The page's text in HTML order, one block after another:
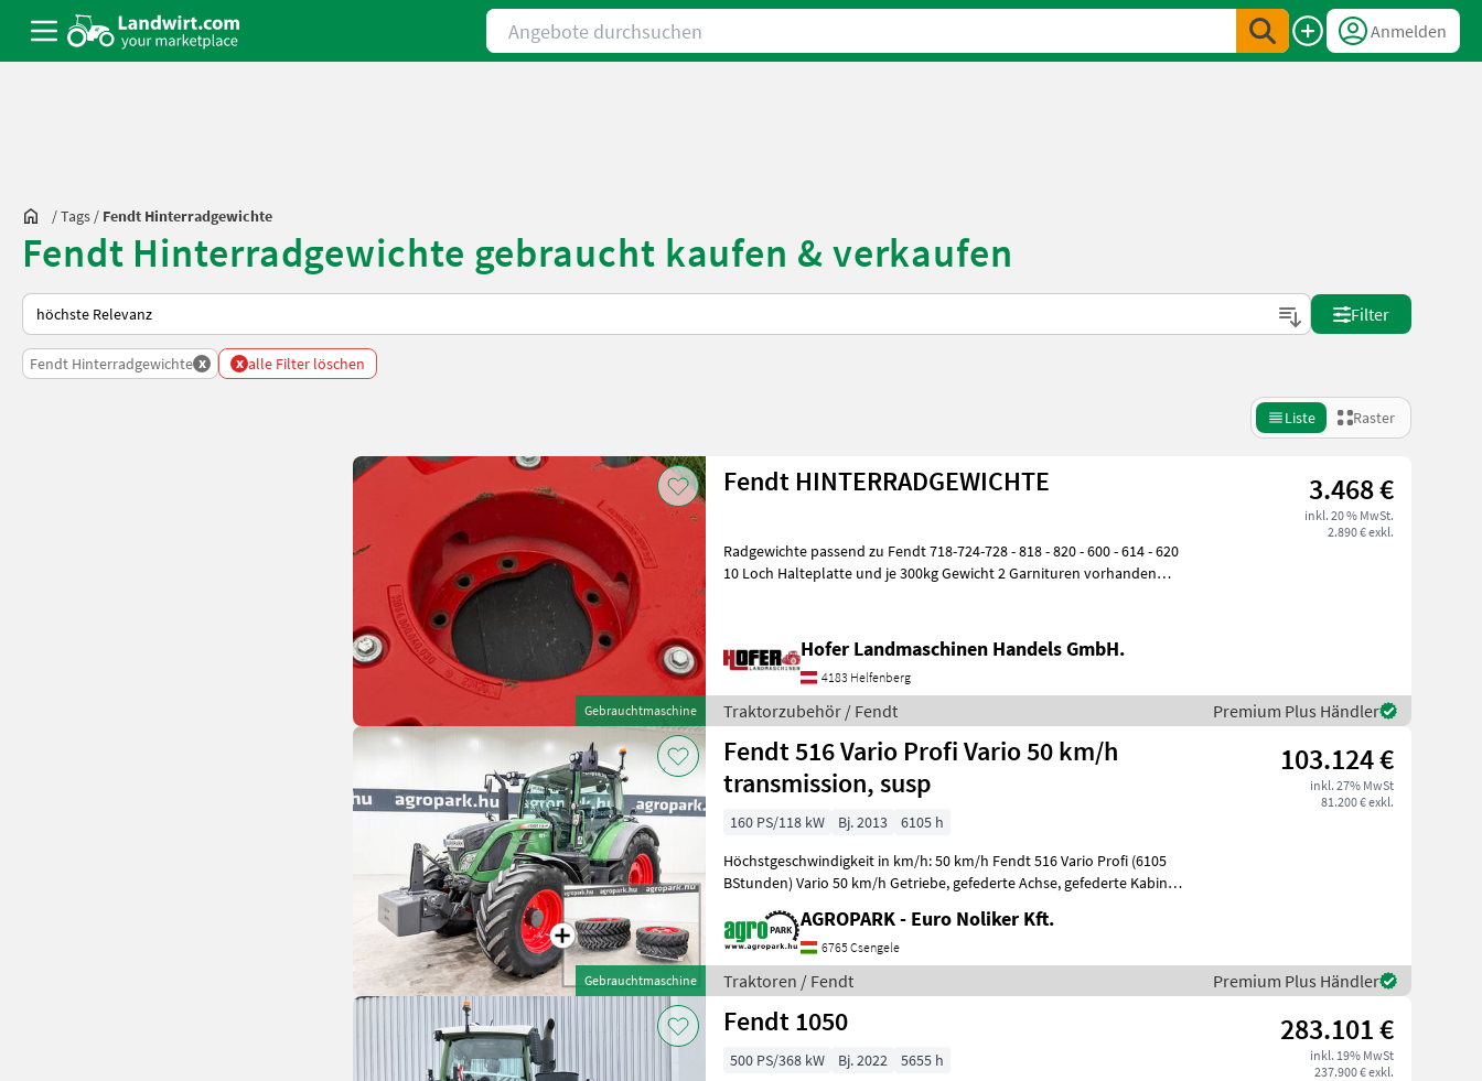
Angebote durchsuchen
Anmelden
/Tags / Fendt Hinterradgewichte
Fendt Hinterradgewichte gebraucht kaufen & verkaufen
So wird auf Landwirt.com sortiert
Filter
Fendt Hinterradgewichte x x alle Filter löschen
Liste Raster
Gebrauchtmaschine
Fendt HINTERRADGEWICHTE 3.468 €
inkl. 20 % MwSt.
2.890 € exkl.
Radgewichte passend zu Fendt 718-724-728 - 818 - 820 - 600 - 614 - 620
10 Loch Halteplatte und je 300kg Gewicht 2 Garnituren vorhanden
Hofer Landmaschinen Handels GmbH.
4183 Helfenberg
Traktorzubehör / Fendt Premium Plus Händler
Gebrauchtmaschine
Fendt 516 Vario Profi Vario 50 km/h
transmission, susp
103.124 €
inkl. 27% MwSt
81.200 € exkl.
160 PS/118 kW Bj. 2013
6105 h
Höchstgeschwindigkeit in km/h: 50 km/h Fendt 516 Vario Profi (6105
BStunden) Vario 50 km/h Getriebe, gefederte Achse, gefederte Kabine,
AGROPARK - Euro Noliker Kft.
6765 Csengele
Traktoren / Fendt Premium Plus Händler
Fendt 1050 283.101 €
inkl. 19% MwSt
237.900 € exkl.
500 PS/368 kW Bj. 2022 5655 h